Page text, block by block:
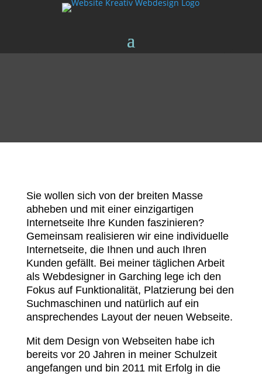
Sie wollen sich von der breiten Masse
abheben und mit einer einzigartigen
Internetseite Ihre Kunden faszinieren?
Gemeinsam realisieren wir eine individuelle
Internetseite, die Ihnen und auch Ihren
Kunden gefällt. Bei meiner täglichen Arbeit
als Webdesigner in Garching lege ich den
Fokus auf Funktionalität, Platzierung bei den
Suchmaschinen und natürlich auf ein
ansprechendes Layout der neuen Webseite.
Mit dem Design von Webseiten habe ich
bereits vor 20 Jahren in meiner Schulzeit
angefangen und bin 2011 mit Erfolg in die